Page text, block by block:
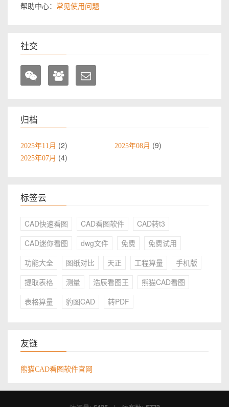
帮助中心： 常见使用问题
社交
归档
2025年11月 2 2025年08月 9
2025年07月 4
标签云
CAD快速看图 CAD看图软件
CAD转t3
CAD迷你看图
dwg文件 免费
免费试用
功能大全
图纸对比 天正 工程算量
手机版
提取表格
测量 浩辰看图王
熊猫CAD看图
表格算量
豹图CAD 转PDF
友链
熊猫CAD看图软件官网